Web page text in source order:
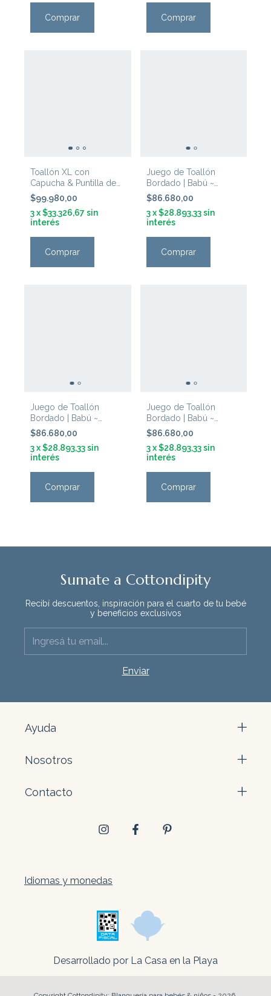
Toallón XL con
Capucha & Puntilla de
Crochet | Tanti ~ Rosa
$99.980,00
3x$33.326,67 sin
interés
Juego de Toallón
Bordado | Babú ~
'Banda de Amigos
Celeste'
$86.680,00
3 x$28.893,33 sin
interés
Comprar
Juego de Toallón
Bordado | Babú ~
'Banda de Amigos
Rosa'
$86.680,00
3x$28.893,33sin
interés
Comprar
Juego de Toallón
Bordado | Babú ~
'Mamá Osa Rosa'
$86.680,00
3 x$28.893,33 sin
interés
Comprar
Sumate a Cottondipity
Recibí descuentos, inspiración para el cuarto de tu bebé
y beneficios exclusivos
Ayuda
Nosotros
Contacto
Idiomas y monedas
Desarrollado por La Casa en la Playa